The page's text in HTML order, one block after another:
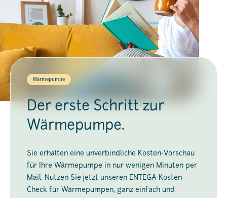
Wärmepumpe
Der erste Schritt zur
Wärmepumpe.
Sie erhalten eine unverbindliche Kosten-Vorschau
für Ihre Wärmepumpe in nur wenigen Minuten per
Mail. Nutzen Sie jetzt unseren ENTEGA Kosten-
Check für Wärmepumpen, ganz einfach und